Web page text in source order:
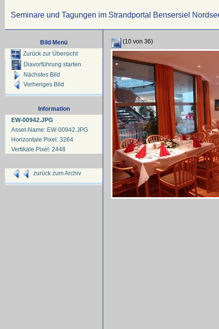
Seminare und Tagungen im Strandportal Bensersiel
Bild Menü
Zurück zur Übersicht
Diavorführung starten
Nächstes Bild
Vorheriges Bild
Information
EW-00942.JPG
Asset-Name: EW-00942.JPG
Horizontale Pixel: 3264
Vertikale Pixel: 2448
zurück zum Archiv
(10 von 36)